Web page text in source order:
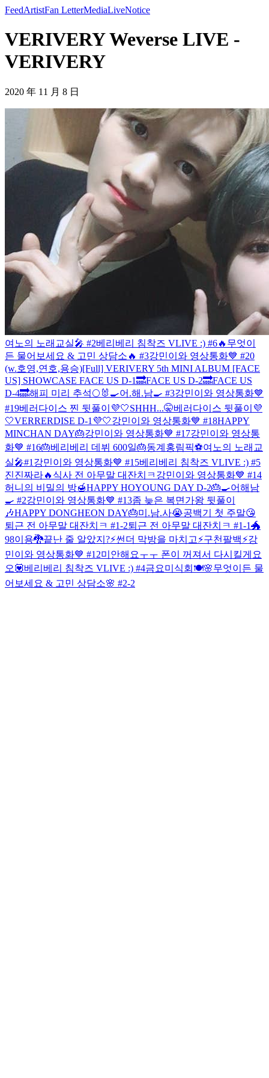
FeedArtistFan LetterMediaLiveNotice
VERIVERY Weverse LIVE -
VERIVERY
2020 年 11 月 8 日
여노의 노래교실🎤 #2베리베리 침착즈 VLIVE :) #6🔥무엇이
든 물어보세요 & 고민 상담소🔥 #3강민이와 영상통화💙 #20
(w.호영,연호,용승)[Full] VERIVERY 5th MINI ALBUM [FACE
US] SHOWCASE FACE US D-1🔜FACE US D-2🔜FACE US
D-4🔜해피 미리 추석🌕🐰 🍳어.해.남🍳 #3강민이와 영상통화💙
#19베러다이스 찐 뒷풀이💜🤍SHHH...🤫베러다이스 뒷풀이💜
🤍VERRERDISE D-1💜🤍강민이와 영상통화💙 #18HAPPY
MINCHAN DAY🎂강민이와 영상통화💙 #17강민이와 영상통
화💙 #16🎂베리베리 데뷔 600일🎂동계홍림픽⚽️여노의 노래교
실🎤#1 강민이와 영상통화💙 #15베리베리 침착즈 VLIVE :) #5
진진짜라🔥 식사 전 아무말 대잔치ㅋ 강민이와 영상통화💙 #14
허니의 비밀의 방🍯HAPPY HOYOUNG DAY D-2🎂🍳어해남
🍳 #2강민이와 영상통화💙 #13좀 늦은 복면가왕 뒷풀이
🎶HAPPY DONGHEON DAY🎂미.남.사😭공백기 첫 주말😘
퇴근 전 아무말 대잔치ㅋ #1-2퇴근 전 아무말 대잔치ㅋ #1-1🐲
98이용🐉끝난 줄 알았지?⚡️썬더 막방을 마치고⚡️구천팔백⚡️강
민이와 영상통화💙 #12미안해요ㅜㅜ 폰이 꺼져서 다시킬게요
오💟베리베리 침착즈 VLIVE :) #4금요미식회🍽🌸무엇이든 물
어보세요 & 고민 상담소🌸 #2-2